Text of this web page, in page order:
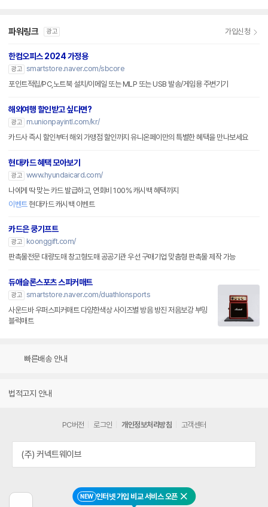
NEW 인터넷 가입 비교 서비스 오픈 닫기
파워링크 광고 가입신청
한컴오피스 2024 가정용
광고 smartstore.naver.com/sbcore
포인트적립/PC,노트북 설치/이메일 또는 MLP 또는 USB 발송/게임용 주변기기
해외여행 할인받고 싶다면?
광고
m.unionpayintl.com/kr/
카드사 즉시 할인부터 해외 가맹점 할인까지 유니온페이만의 특별한 혜택을 만나보세요
현대카드 혜택 모아보기
광고 www.hyundaicard.com/
나에게 딱 맞는 카드 발급하고, 연회비 100% 캐시백 혜택까지
이벤트현대카드 캐시백 이벤트
카드은 쿵기프트
광고
koonggift.com/
판촉물전문 대량도매 창고형도매 공공기관 우선 구매기업 맞춤형 판촉물 제작 가능
듀애슬론스포츠 스피커매트
광고 smartstore.naver.com/duathlonsports
사운드바 우퍼스피커매트 다양한색상 사이즈별 방음 방진 저음보강 부밍
블럭매트
빠른배송 안내
법적고지 안내
PC버전 로그인 개인정보처리방침 고객센터
(주) 커넥트웨이브